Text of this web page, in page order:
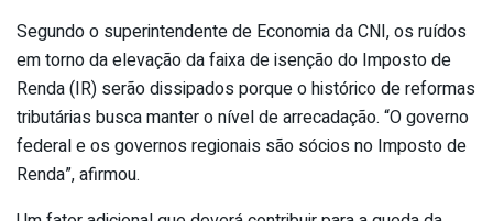
Segundo o superintendente de Economia da CNI, os ruídos
em torno da elevação da faixa de isenção do Imposto de
Renda (IR) serão dissipados porque o histórico de reformas
tributárias busca manter o nível de arrecadação. “O governo
federal e os governos regionais são sócios no Imposto de
Renda”, afirmou.